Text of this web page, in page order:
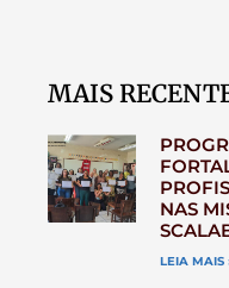
MAIS
NAS
LEIA MAIS